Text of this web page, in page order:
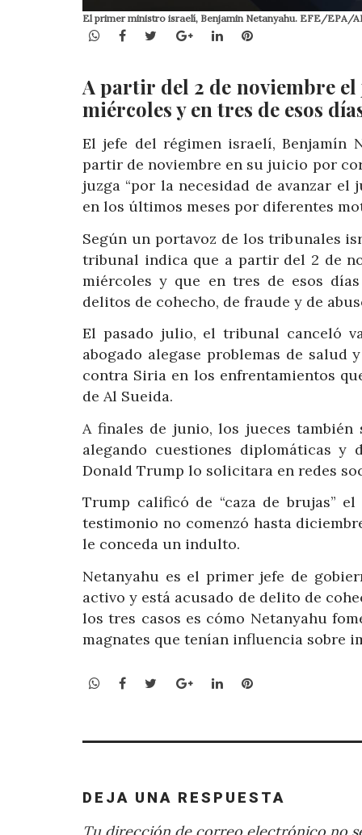
El primer ministro israelí, Benjamin Netanyahu. EFE/EPA/
WhatsApp
Facebook
TwitterGoogle+LinkedInPinterest
A partir del 2 de noviembre
miércoles y en tres de esos
El jefe del régimen israelí, Benjamín
partir de noviembre en su juicio por
juzga “por la necesidad de avanzar el
en los últimos meses por diferentes
Según un portavoz de los tribunales
tribunal indica que a partir del 2 de
miércoles y que en tres de esos
delitos de cohecho, de fraude y de
El pasado julio, el tribunal canceló
abogado alegase problemas de salud
contra Siria en los enfrentamientos
de Al Sueida.
A finales de junio, los jueces
alegando cuestiones diplomáticas y
Donald Trump lo solicitara en redes
Trump calificó de “caza de brujas”
testimonio no comenzó hasta
le conceda un indulto.
Netanyahu es el primer jefe de
activo y está acusado de delito de
los tres casos es cómo Netanyahu
magnates que tenían influencia sobre
WhatsApp
Facebook
TwitterGoogle+LinkedInPinterest
DEJA UNA RESPUESTA